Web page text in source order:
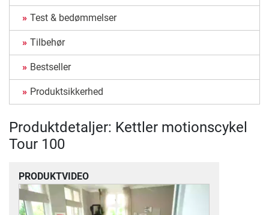
Test & bedømmelser
Tilbehør
Bestseller
Produktsikkerhed
Produktdetaljer: Kettler motionscykel
Tour 100
PRODUKTVIDEO